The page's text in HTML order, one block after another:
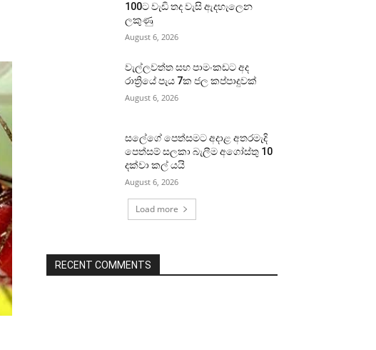
100ට වැඩි තද වැසි ඇදහැලෙන
ලකුණු
August 6, 2026
වැල්ලවත්ත සහ පාමංකඩට අද
රාත්‍රියේ පැය 7ක ජල කප්පාදුවක්
August 6, 2026
සලේගේ පෙත්සමට අදාළ අතරමැදි
පෙත්සම් සලකා බැලීම අගෝස්තු 10
දක්වා කල් යයි
August 6, 2026
Load more
RECENT COMMENTS